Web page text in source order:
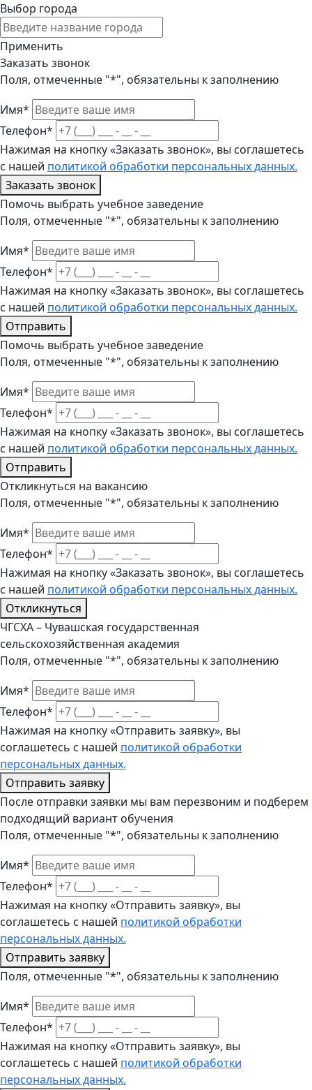
Выбор города
Применить
Заказать звонок
Поля, отмеченные "*", обязательны к заполнению
Имя*
Телефон*
Нажимая на кнопку «Заказать звонок», вы соглашетесь
с нашей политикой обработки персональных данных.
Заказать звонок
Помочь выбрать учебное заведение
Поля, отмеченные "*", обязательны к заполнению
Имя*
Телефон*
Нажимая на кнопку «Заказать звонок», вы соглашетесь
с нашей политикой обработки персональных данных.
Отправить
Помочь выбрать учебное заведение
Поля, отмеченные "*", обязательны к заполнению
Имя*
Телефон*
Нажимая на кнопку «Заказать звонок», вы соглашетесь
с нашей политикой обработки персональных данных.
Отправить
Откликнуться на вакансию
Поля, отмеченные "*", обязательны к заполнению
Имя*
Телефон*
Нажимая на кнопку «Заказать звонок», вы соглашетесь
с нашей политикой обработки персональных данных.
Откликнуться
ЧГСХА – Чувашская государственная
сельскохозяйственная академия
Поля, отмеченные "*", обязательны к заполнению
Имя*
Телефон*
Нажимая на кнопку «Отправить заявку», вы
соглашетесь с нашей политикой обработки
персональных данных.
Отправить заявку
После отправки заявки мы вам перезвоним и подберем
подходящий вариант обучения
Поля, отмеченные "*", обязательны к заполнению
Имя*
Телефон*
Нажимая на кнопку «Отправить заявку», вы
соглашетесь с нашей политикой обработки
персональных данных.
Отправить заявку
Поля, отмеченные "*", обязательны к заполнению
Имя*
Телефон*
Нажимая на кнопку «Отправить заявку», вы
соглашетесь с нашей политикой обработки
персональных данных.